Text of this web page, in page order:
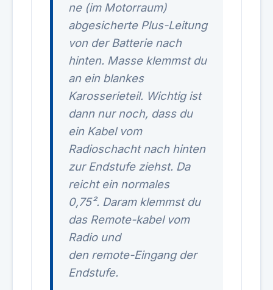
ne (im Motorraum)
abgesicherte Plus-Leitung
von der Batterie nach
hinten. Masse klemmst du
an ein blankes
Karosserieteil. Wichtig ist
dann nur noch, dass du
ein Kabel vom
Radioschacht nach hinten
zur Endstufe ziehst. Da
reicht ein normales
0,75². Daram klemmst du
das Remote-kabel vom
Radio und
den remote-Eingang der
Endstufe.